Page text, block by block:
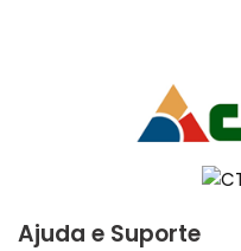
Ajuda e Suporte